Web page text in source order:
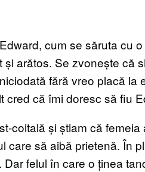
cum se săruta cu
arătos. Se zvonește că
fără vreo placă la
cred că îmi doresc să fiu
coitală și știam că femeia
care să aibă prietenă. În
felul în care o ținea